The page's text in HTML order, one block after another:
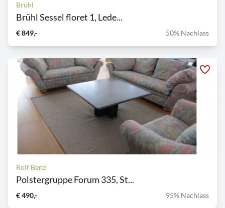
Brühl
Brühl Sessel floret 1, Lede...
€ 849,- 50% Nachlass
Rolf Benz
Polstergruppe Forum 335, St...
€ 490,- 95% Nachlass